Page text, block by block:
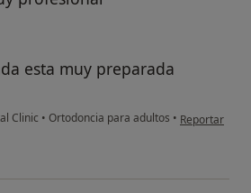
esta muy preparada
Clinic • Ortodoncia para adultos • en opinión
Reportar